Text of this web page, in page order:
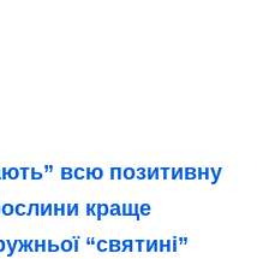
всю позитивну
краще
“святині”